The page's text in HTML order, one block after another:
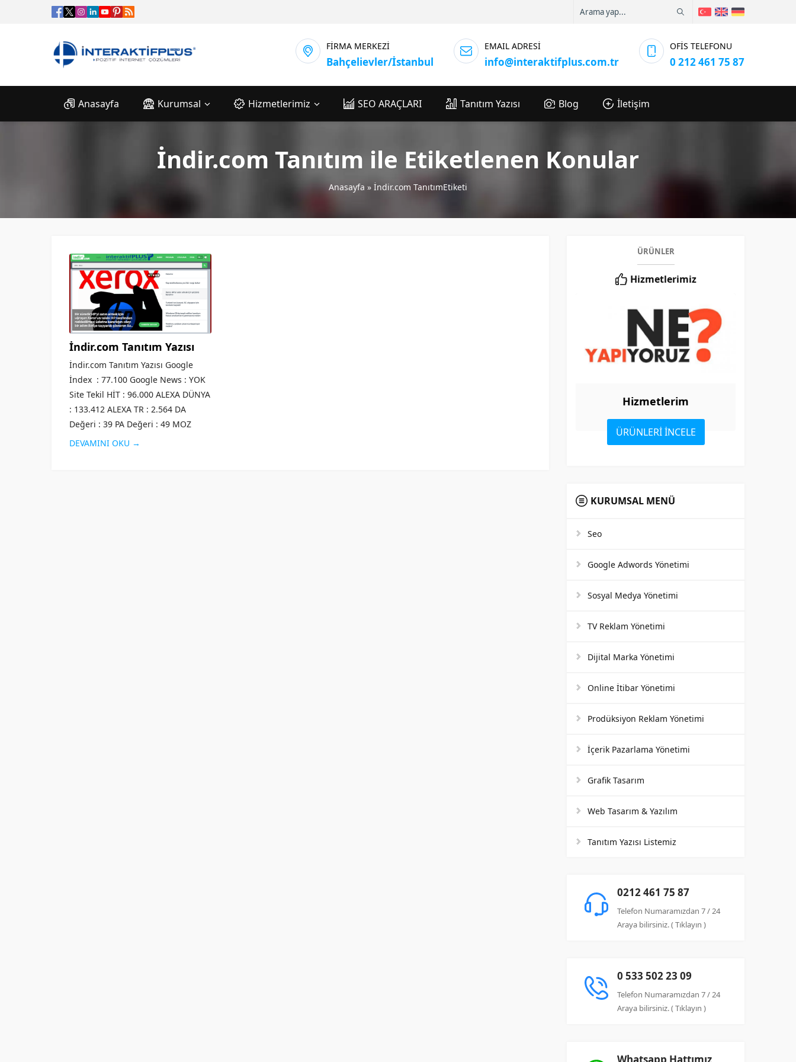
FİRMA MERKEZİ
Bahçelievler/İstanbul
EMAIL ADRESİ
info@interaktifplus.com.tr
OFİS TELEFONU
0 212 461 75 87
Anasayfa Kurumsal Hizmetlerimiz SEO ARAÇLARI Tanıtım Yazısı Blog İletişim
İndir.com Tanıtım ile Etiketlenen Konular
Anasayfa » İndir.com TanıtımEtiketi
İndir.com Tanıtım Yazısı
İndir.com Tanıtım Yazısı Google
İndex : 77.100 Google News : YOK
Site Tekil HİT : 96.000 ALEXA DÜNYA
: 133.412 ALEXA TR : 2.564 DA
Değeri : 39 PA Değeri : 49 MOZ
Değeri :...
DEVAMINI OKU →
ÜRÜNLER
Hizmetlerimiz
Hizmetlerim
ÜRÜNLERİ İNCELE
KURUMSAL MENÜ
Seo
Google Adwords Yönetimi
Sosyal Medya Yönetimi
TV Reklam Yönetimi
Dijital Marka Yönetimi
Online İtibar Yönetimi
Prodüksiyon Reklam Yönetimi
İçerik Pazarlama Yönetimi
Grafik Tasarım
Web Tasarım & Yazılım
Tanıtım Yazısı Listemiz
0212 461 75 87
Telefon Numaramızdan 7 / 24
Araya bilirsiniz. ( Tıklayın )
0 533 502 23 09
Telefon Numaramızdan 7 / 24
Araya bilirsiniz. ( Tıklayın )
Whatsapp Hattımız